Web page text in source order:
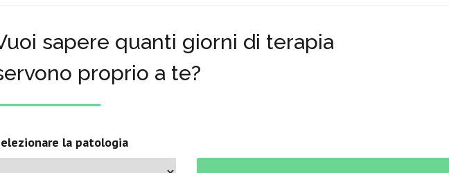
sapere quanti giorni di terapia
proprio a te?
la patologia